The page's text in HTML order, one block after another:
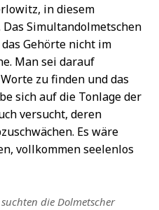
in diesem
Simultandolmetschen
Gehörte nicht im
Man sei darauf
zu finden und das
sich auf die Tonlage der
versucht, deren
Es wäre
vollkommen seelenlos
die Dolmetscher